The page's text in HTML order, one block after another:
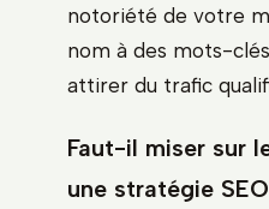
notoriété de votre
nom à des mots-
attirer du trafic
Faut-il miser sur
une stratégie